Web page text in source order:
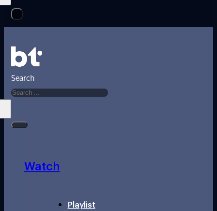
Search
Watch
Playlist